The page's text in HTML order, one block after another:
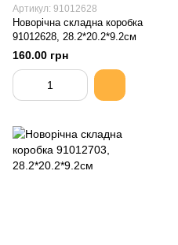
Артикул: 91012628
Новорічна складна коробка
91012628, 28.2*20.2*9.2см
160.00 грн